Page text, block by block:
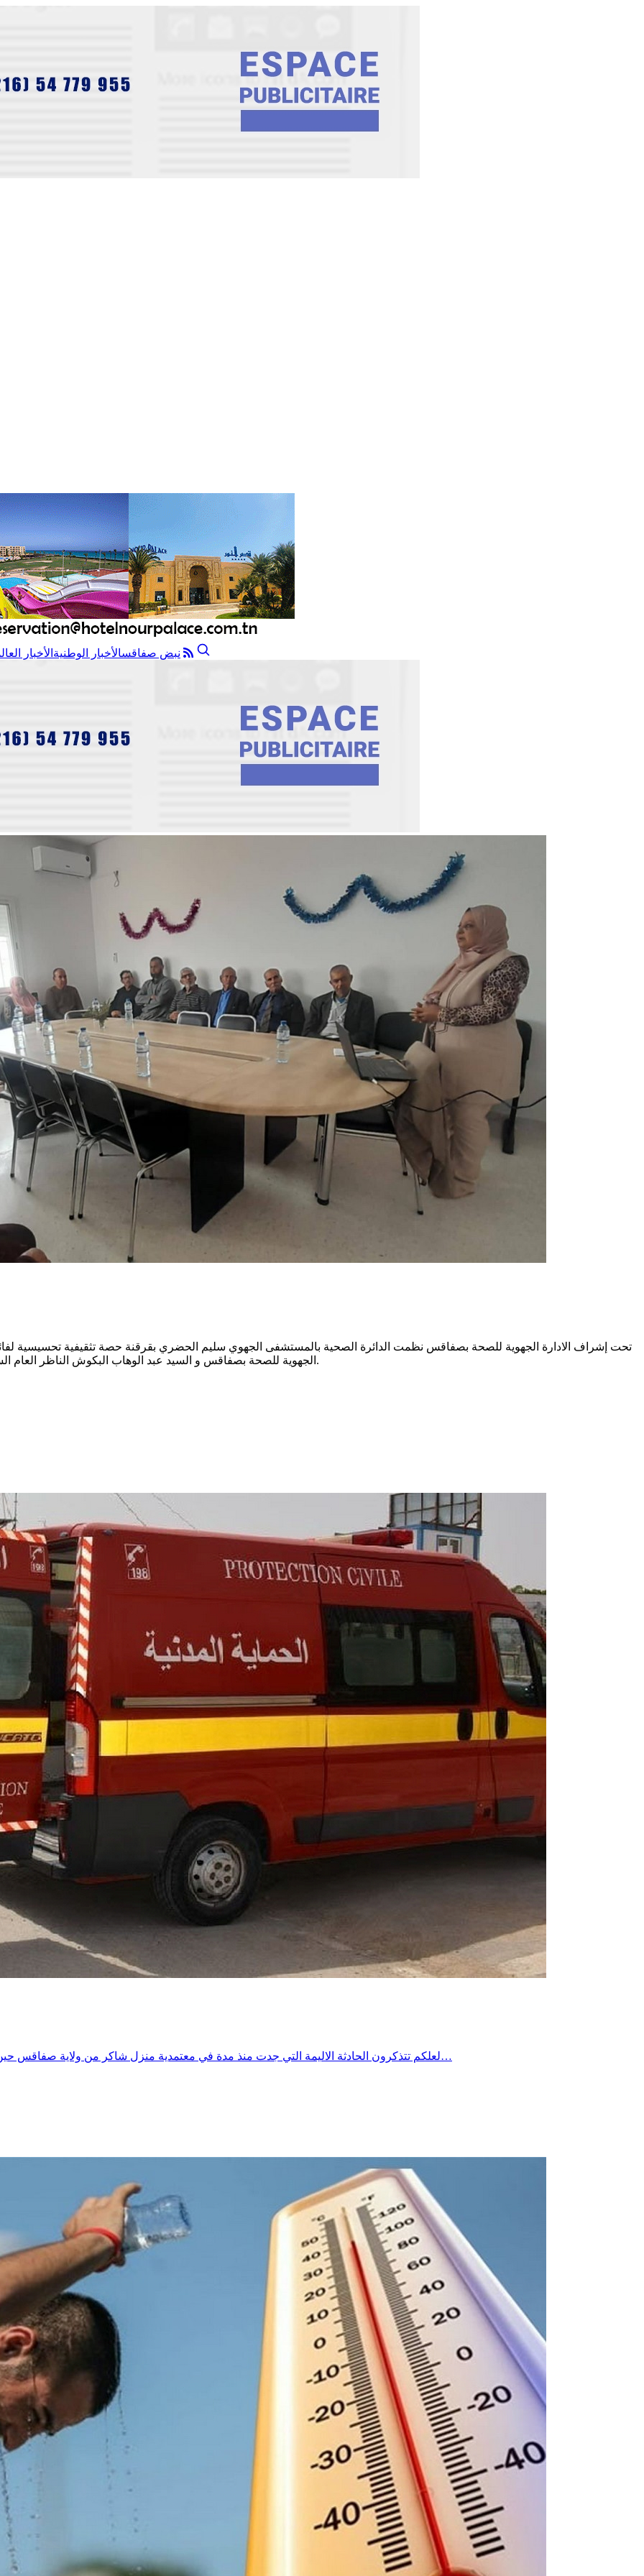
نبض صفاقسالأخبار الوطنية الأخبار
تحت إشراف الادارة الجهوية للصحة بصفاقس نظمت الدائرة الصحية بالمستشفى الجهوي سليم الحضري بقرقنة حصة تثقيفية تحسيسية
الجهوية للصحة بصفاقس و السيد عبد الوهاب البكوش الناظر العام السابق للدائرة الصحية بقرقنة بقاعة الإجتماعات بالدائرة الصحية بقرقنة.
لعلكم تتذكرون الحادثة الاليمة التي جدت منذ مدة في معتمدية منزل شاكر من ولاية صفاقس حين غرق شاب في فستقية ماء وخيّم الحُزن آنذاك على المنطقة وطالب…